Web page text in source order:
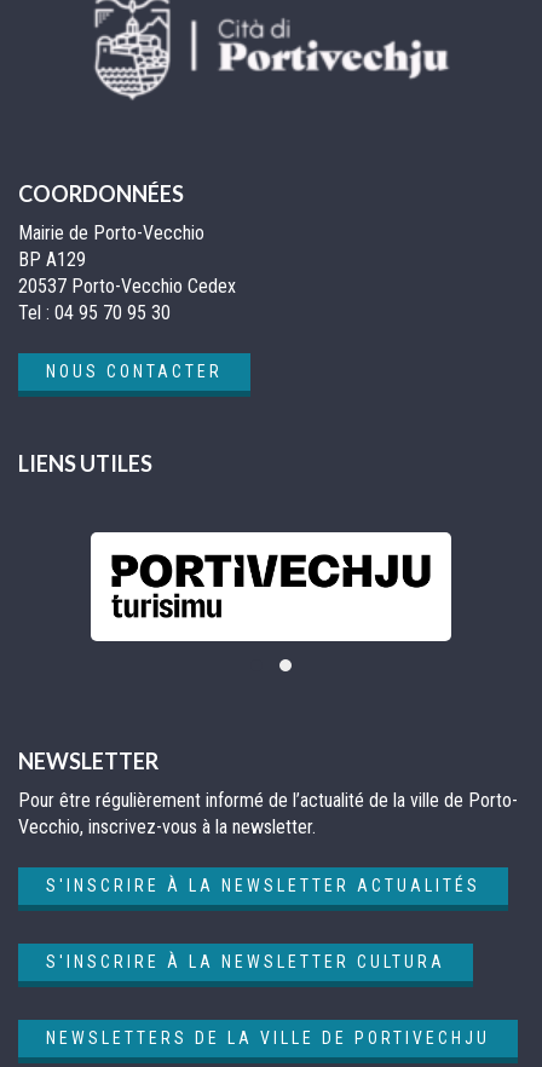
COORDONNÉES
Mairie de Porto-Vecchio
BP A129
20537 Porto-Vecchio Cedex
Tel : 04 95 70 95 30
NOUS CONTACTER
LIENS UTILES
NEWSLETTER
Pour être régulièrement informé de l’actualité de la ville de Porto-
Vecchio, inscrivez-vous à la newsletter.
S'INSCRIRE À LA NEWSLETTER ACTUALITÉS
S'INSCRIRE À LA NEWSLETTER CULTURA
NEWSLETTERS DE LA VILLE DE PORTIVECHJU